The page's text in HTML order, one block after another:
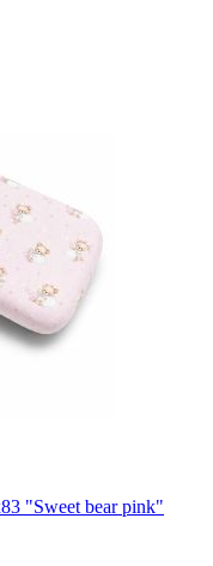
"Sweet bear pink"